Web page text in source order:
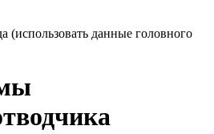
(использовать данные головного